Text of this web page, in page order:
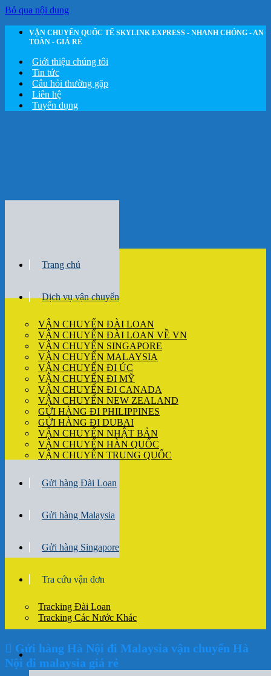
Bỏ qua nội dung
VẬN CHUYỂN QUỐC TẾ SKYLINK EXPRESS - NHANH CHÓNG - AN
TOÀN - GIÁ RẺ
Giới thiệu chúng tôi
Tin tức
Câu hỏi thường gặp
Liên hệ
Tuyển dụng
Trang chủ
Dịch vụ vận chuyển
VẬN CHUYỂN ĐÀI LOAN
VẬN CHUYỂN ĐÀI LOAN VỀ VN
VẬN CHUYỂN SINGAPORE
VẬN CHUYỂN MALAYSIA
VẬN CHUYỂN ĐI ÚC
VẬN CHUYỂN ĐI MỸ
VẬN CHUYỂN ĐI CANADA
VẬN CHUYỂN NEW ZEALAND
GỬI HÀNG ĐI PHILIPPINES
GỬI HÀNG ĐI DUBAI
VẬN CHUYỂN NHẬT BẢN
VẬN CHUYỂN HÀN QUỐC
VẬN CHUYỂN TRUNG QUỐC
Gửi hàng Đài Loan
Gửi hàng Malaysia
Gửi hàng Singapore
Tra cứu vận đơn
Tracking Đài Loan
Tracking Các Nước Khác
Gửi hàng Hà Nội đi Malaysia vận chuyển Hà
Nội đi malaysia giá rẻ